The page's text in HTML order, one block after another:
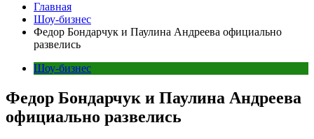
Главная
Шоу-бизнес
Федор Бондарчук и Паулина Андреева официально
развелись
Шоу-бизнес
Федор Бондарчук и Паулина Андреева
официально развелись